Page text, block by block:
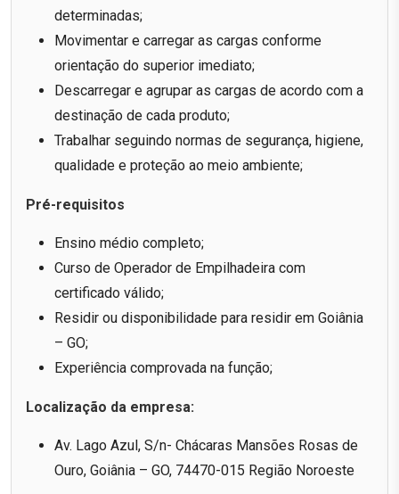
determinadas;
Movimentar e carregar as cargas conforme
orientação do superior imediato;
Descarregar e agrupar as cargas de acordo com a
destinação de cada produto;
Trabalhar seguindo normas de segurança, higiene,
qualidade e proteção ao meio ambiente;
Pré-requisitos
Ensino médio completo;
Curso de Operador de Empilhadeira com
certificado válido;
Residir ou disponibilidade para residir em Goiânia
– GO;
Experiência comprovada na função;
Localização da empresa:
Av. Lago Azul, S/n- Chácaras Mansões Rosas de
Ouro, Goiânia – GO, 74470-015 Região Noroeste